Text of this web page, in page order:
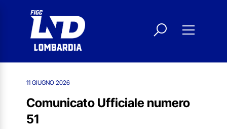
11 GIUGNO 2026
Comunicato Ufficiale numero
51